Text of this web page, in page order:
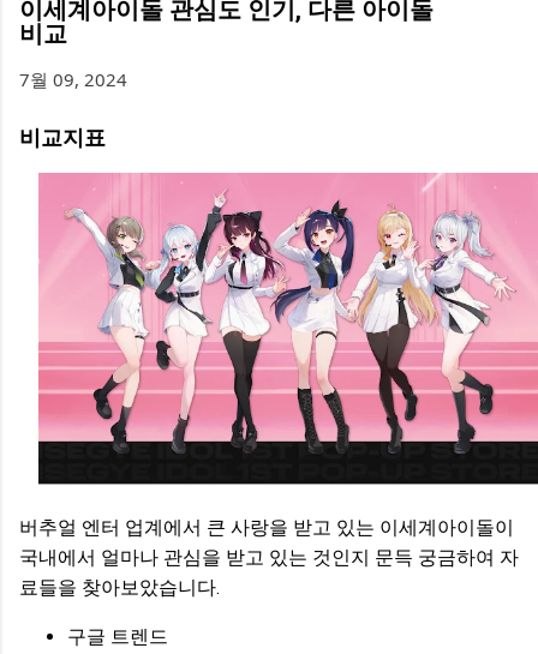
이세계아이돌 관심도 인기, 다른 아이돌
비교
7월 09, 2024
비교지표
버추얼 엔터 업계에서 큰 사랑을 받고 있는 이세계아이돌이
국내에서 얼마나 관심을 받고 있는 것인지 문득 궁금하여 자
료들을 찾아보았습니다.
구글 트렌드